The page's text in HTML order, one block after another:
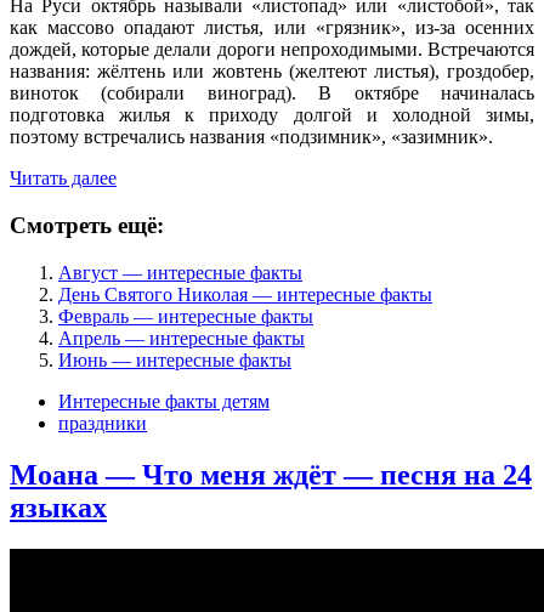
На Руси октябрь называли «листопад» или «листобой», так
как массово опадают листья, или «грязник», из-за осенних
дождей, которые делали дороги непроходимыми. Встречаются
названия: жёлтень или жовтень (желтеют листья), гроздобер,
виноток (собирали виноград). В октябре начиналась
подготовка жилья к приходу долгой и холодной зимы,
поэтому встречались названия «подзимник», «зазимник».
Читать далее
Смотреть ещё:
Август — интересные факты
День Святого Николая — интересные факты
Февраль — интересные факты
Апрель — интересные факты
Июнь — интересные факты
Интересные факты детям
праздники
Моана — Что меня ждёт — песня на 24
языках